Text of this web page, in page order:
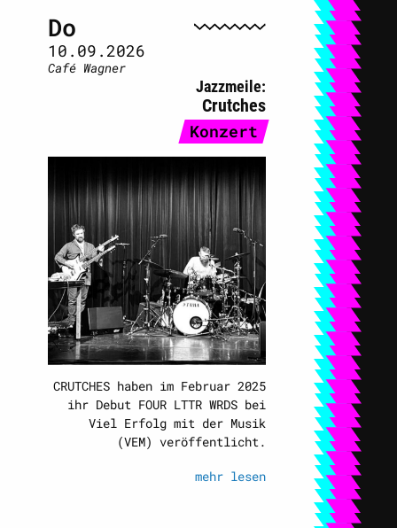
Do
10.09.2026
Café Wagner
Jazzmeile
Crutches
Konzert
CRUTCHES haben im Februar 2025
ihr Debut FOUR LTTR WRDS bei
Viel Erfolg mit der Musik
(VEM) veröffentlicht.
mehr lesen